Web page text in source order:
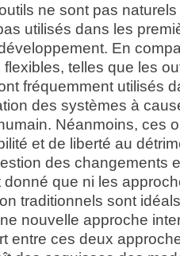
ne sont pas
utilisés dans les
En
telles que les
fréquemment utilisés
des systèmes à
Néanmoins, ces
et de liberté au
des changements
que ni les
traditionnels sont
nouvelle approche
entre ces deux